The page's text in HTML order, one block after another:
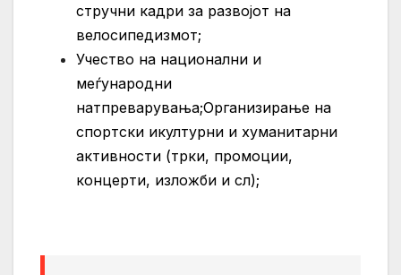
стручни кадри за развојот на
велосипедизмот;
Учество на национални и
меѓународни
натпреварувања;Организирање на
спортски икултурни и хуманитарни
активности (трки, промоции,
концерти, изложби и сл);